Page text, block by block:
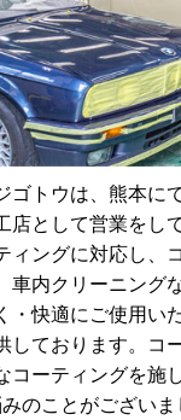
ゴトウは、熊本に
店として営業をし
ィングに対応し、
車内クリーニング
・快適にご使用い
しております。コ
コーティングを施
のことがござい